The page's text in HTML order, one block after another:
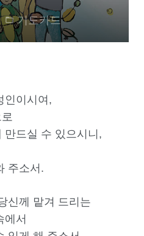
기도카드
인이시여,
만드실 수 있으시니,
주소서.
신께 맡겨 드리는
에서